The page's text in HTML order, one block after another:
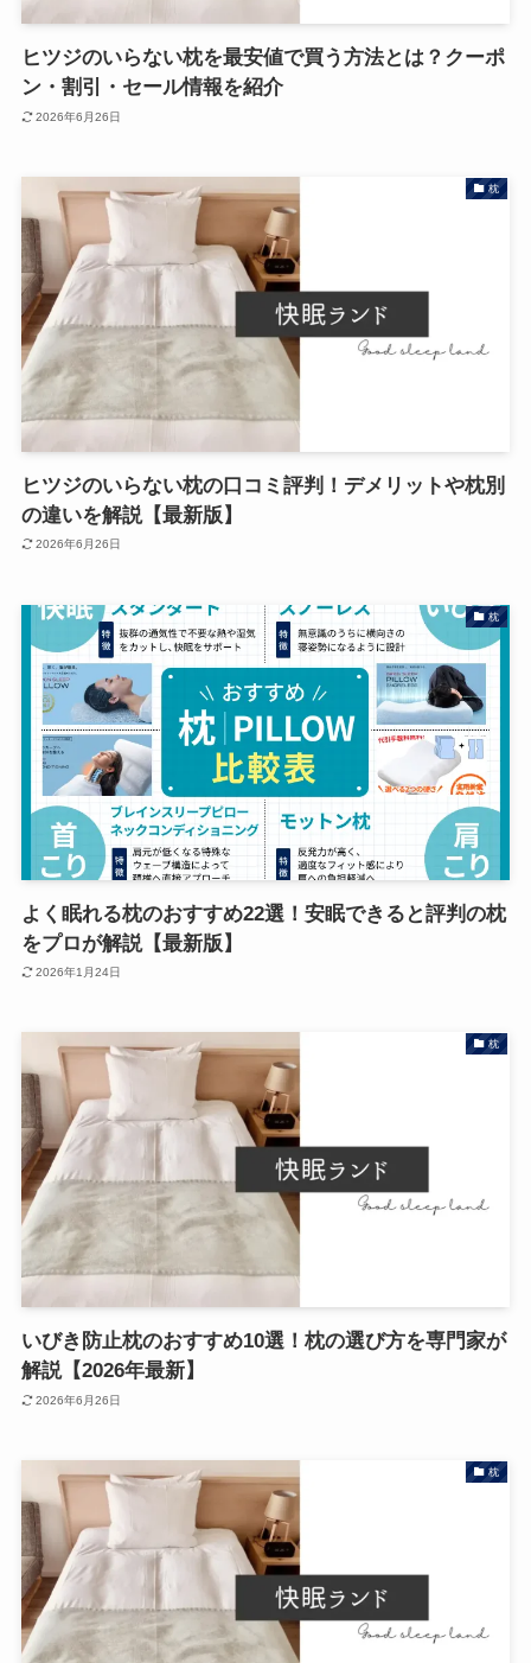
ヒツジのいらない枕を最安値で買う方法とは？クーポ
ン・割引・セール情報を紹介
2026年6月26日
枕
ヒツジのいらない枕の口コミ評判！デメリットや枕別
の違いを解説【最新版】
2026年6月26日
枕
よく眠れる枕のおすすめ22選！安眠できると評判の枕
をプロが解説【最新版】
2026年1月24日
枕
いびき防止枕のおすすめ10選！枕の選び方を専門家が
解説【2026年最新】
2026年6月26日
枕